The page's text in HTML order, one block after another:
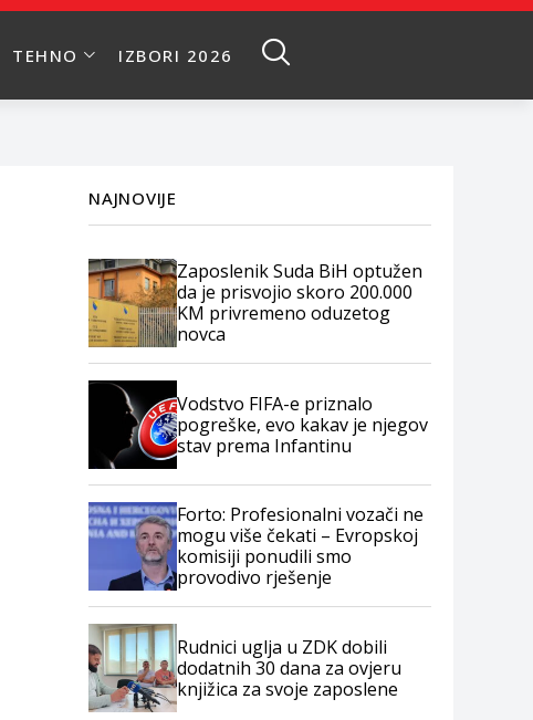
TEHNO IZBORI 2026
NAJNOVIJE
Zaposlenik Suda BiH optužen
da je prisvojio skoro 200.000
KM privremeno oduzetog
novca
Vodstvo FIFA-e priznalo
pogreške, evo kakav je njegov
stav prema Infantinu
Forto: Profesionalni vozači ne
mogu više čekati – Evropskoj
komisiji ponudili smo
provodivo rješenje
Rudnici uglja u ZDK dobili
dodatnih 30 dana za ovjeru
knjižica za svoje zaposlene